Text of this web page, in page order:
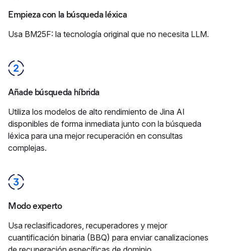
Empieza con la búsqueda léxica
Usa BM25F: la tecnología original que no necesita LLM.
Añade búsqueda híbrida
Utiliza los modelos de alto rendimiento de Jina AI
disponibles de forma inmediata junto con la búsqueda
léxica para una mejor recuperación en consultas
complejas.
Modo experto
Usa reclasificadores, recuperadores y mejor
cuantificación binaria (BBQ) para enviar canalizaciones